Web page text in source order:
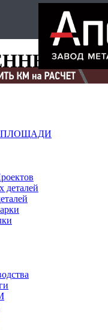
ПЛОЩАДИ
деталей